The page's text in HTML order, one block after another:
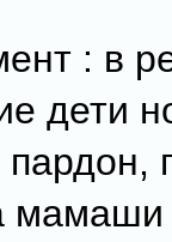
: в
дети
пардон,